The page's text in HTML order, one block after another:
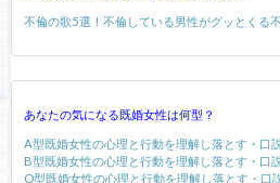
不倫の歌5選！不倫している男性がグッとくる
あなたの気になる既婚女性は何型？
A型既婚女性の心理と行動を理解し落とす・口
B型既婚女性の心理と行動を理解し落とす・口
O型既婚女性の心理と行動を理解し落とす・口